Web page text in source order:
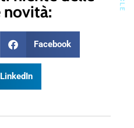
Facebook
LinkedIn